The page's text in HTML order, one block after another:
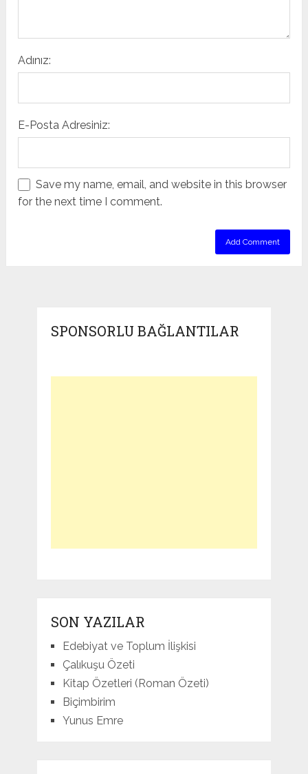
Adınız:
E-Posta Adresiniz:
Save my name, email, and website in this browser
for the next time I comment.
SPONSORLU BAĞLANTILAR
SON YAZILAR
Edebiyat ve Toplum İlişkisi
Çalıkuşu Özeti
Kitap Özetleri (Roman Özeti)
Biçimbirim
Yunus Emre